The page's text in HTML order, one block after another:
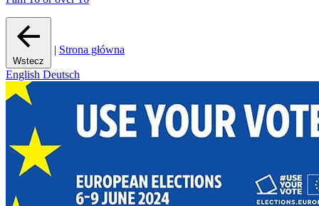
Wstecz
| Strona główna
English Deutsch